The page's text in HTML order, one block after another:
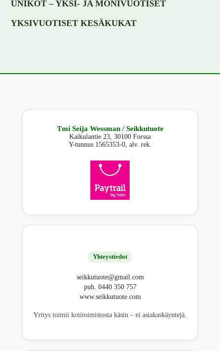
UNIKOT – YKSI- JA MONIVUOTISET
YKSIVUOTISET KESÄKUKAT
Tmi Seija Wessman / Seikkutuote
Kaikulantie 23, 30100 Forssa
Y-tunnus 1565353-0, alv. rek.
Yhteystiedot
seikkutuote@gmail.com
puh. 0440 350 757
www.seikkutuote.com
Yritys toimii kotitoimistosta käsin – ei asiakaskäyntejä.